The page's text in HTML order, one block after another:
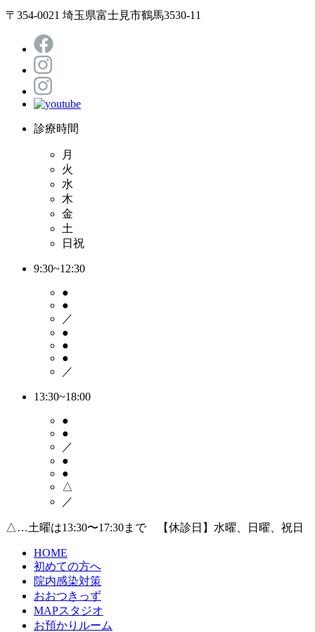
〒354-0021 埼玉県富士見市鶴馬3530-11
診療時間
月
火
水
木
金
土
日祝
9:30~12:30
●
●
／
●
●
●
／
13:30~18:00
●
●
／
●
●
△
／
△…土曜は13:30〜17:30まで 【休診日】水曜、日曜、祝日
HOME
初めての方へ
院内感染対策
おおつきっず
MAPスタジオ
お預かりルーム